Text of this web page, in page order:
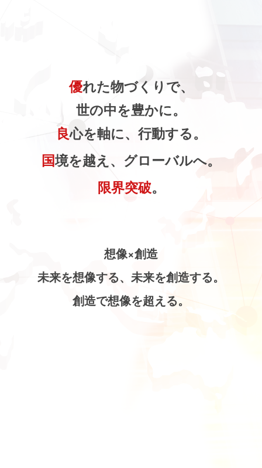
優れた物づくりで、
世の中を豊かに。
良心を軸に、行動する。
国境を越え、グローバルへ。
限界突破。
想像×創造
未来を想像する、未来を創造する。
創造で想像を超える。